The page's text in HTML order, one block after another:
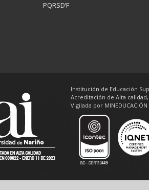
PQRSD’F
Institución de Educación
Acreditación de Alta calidad,
Vigilada por MINEDUCACIÓN